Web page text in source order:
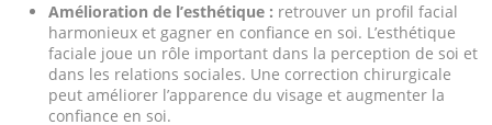
Amélioration de l’esthétique : retrouver un profil facial
harmonieux et gagner en confiance en soi. L’esthétique
faciale joue un rôle important dans la perception de soi et
dans les relations sociales. Une correction chirurgicale
peut améliorer l’apparence du visage et augmenter la
confiance en soi.